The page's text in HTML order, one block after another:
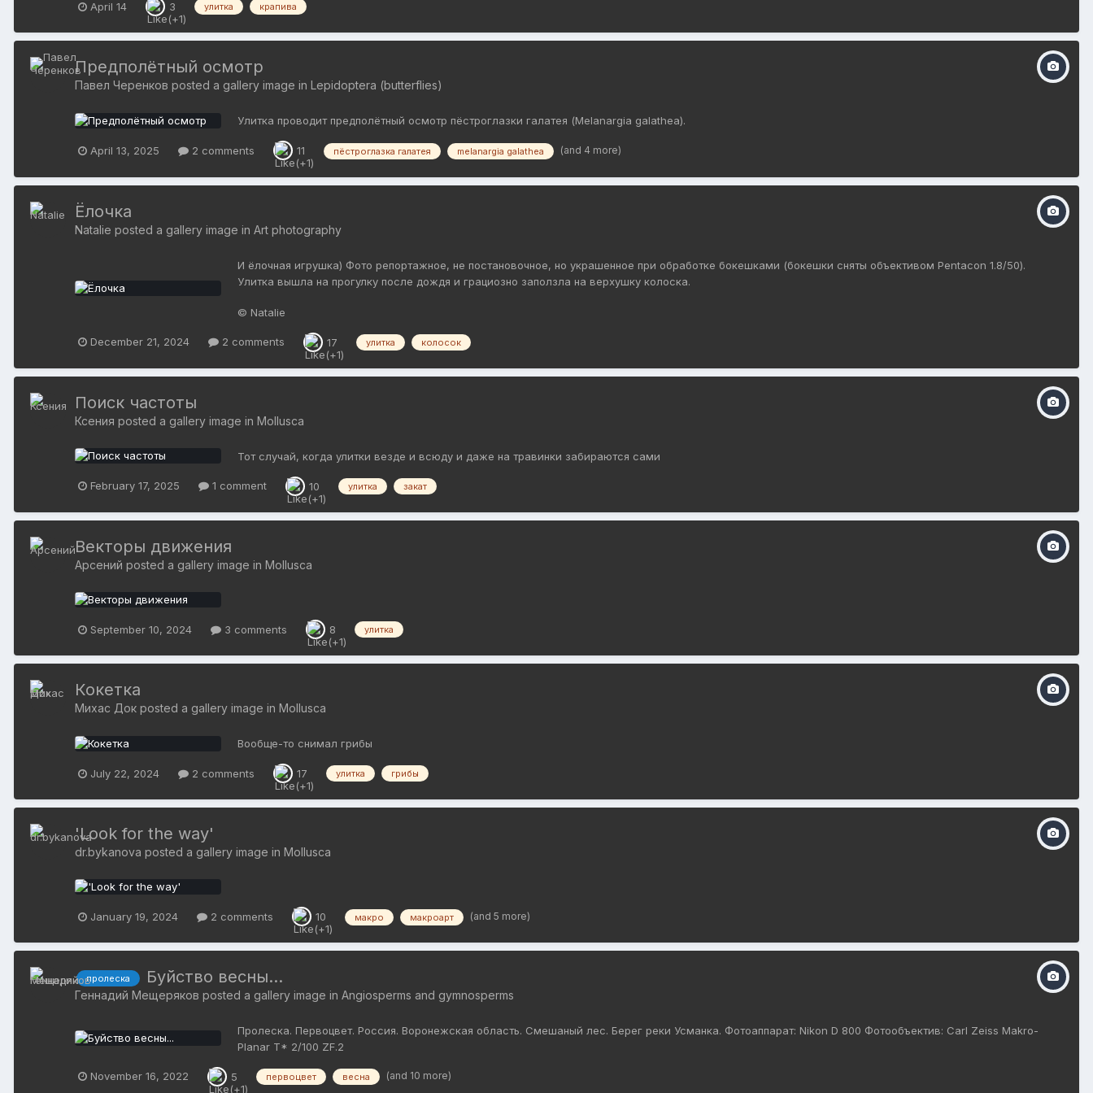
April 14 3 улитка крапива
Предполётный осмотр
Павел Черенков posted a gallery image in Lepidoptera (butterflies)
Улитка проводит предполётный осмотр пёстроглазки галатея (Melanargia galathea).
April 13, 2025 2 comments 11 пёстроглазка галатея melanargia galathea (and 4 more)
Ёлочка
Natalie posted a gallery image in Art photography
И ёлочная игрушка) Фото репортажное, не постановочное, но украшенное при обработке бокешками (бокешки сняты объективом Pentacon 1.8/50).
Улитка вышла на прогулку после дождя и грациозно заползла на верхушку колоска.
© Natalie
December 21, 2024 2 comments 17 улитка колосок
Поиск частоты
Ксения posted a gallery image in Mollusca
Тот случай, когда улитки везде и всюду и даже на травинки забираются сами
February 17, 2025 1 comment 10 улитка закат
Векторы движения
Арсений posted a gallery image in Mollusca
September 10, 2024 3 comments 8 улитка
Кокетка
Михас Док posted a gallery image in Mollusca
Вообще-то снимал грибы
July 22, 2024 2 comments 17 улитка грибы
'Look for the way'
dr.bykanova posted a gallery image in Mollusca
January 19, 2024 2 comments 10 макро макроарт (and 5 more)
пролеска Буйство весны...
Геннадий Мещеряков posted a gallery image in Angiosperms and gymnosperms
Пролеска. Первоцвет. Россия. Воронежская область. Смешаный лес. Берег реки Усманка. Фотоаппарат: Nikon D 800 Фотообъектив: Carl Zeiss Makro-
Planar T* 2/100 ZF.2
November 16, 2022 5 первоцвет весна (and 10 more)